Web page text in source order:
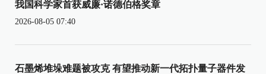
我国科学家首获威廉·诺德伯格奖章
2026-08-05 07:40
石墨烯堆垛难题被攻克 有望推动新一代拓扑量子器件发